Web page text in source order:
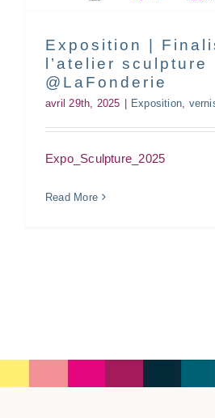
Exposition |
l’atelier sculpture
@LaFonderie
avril 29th, 2025 Exposition
Expo_Sculpture_2025
Read More